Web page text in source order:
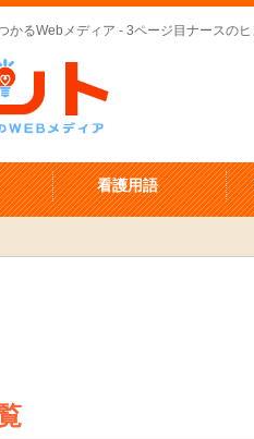
かるWebメディア - 3ページ目ナースの
看護用語